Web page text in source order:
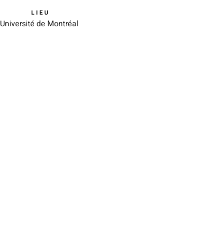
LIEU
Université de Montréal